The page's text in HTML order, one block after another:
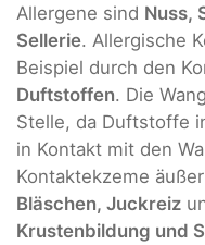
Allergene sind Nuss,
Sellerie. Allergische
Beispiel durch den
Duftstoffen. Die
Stelle, da Duftstoffe
in Kontakt mit den
Kontaktekzeme
Bläschen, Juckreiz
Krustenbildung und